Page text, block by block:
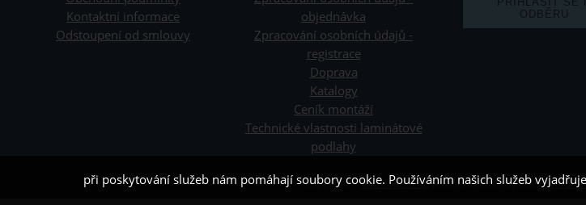
Kontaktní informace
Odstoupení od smlouvy
objednávka
Zpracování osobních údajů -
registrace
Doprava
Katalogy
Ceník montáží
Technické vlastnosti laminátové
podlahy
Copyright ©www.ivpeko.cz,provozováno na systémutvorba
při poskytování služeb nám pomáhají soubory cookie. Používáním našich služeb